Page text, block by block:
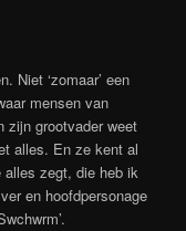
Niet ‘zomaar’ een
mensen van
zijn grootvader weet
alles. En ze kent al
alles zegt, die heb ik
en hoofdpersonage